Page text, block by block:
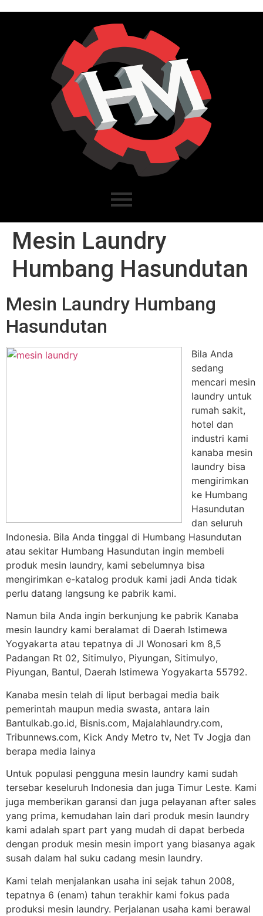
Mesin Laundry
Humbang Hasundutan
Mesin Laundry Humbang
Hasundutan
Bila Anda
sedang
mencari mesin
laundry untuk
rumah sakit,
hotel dan
industri kami
kanaba mesin
laundry bisa
mengirimkan
ke Humbang
Hasundutan
dan seluruh
Indonesia. Bila Anda tinggal di Humbang Hasundutan
atau sekitar Humbang Hasundutan ingin membeli
produk mesin laundry, kami sebelumnya bisa
mengirimkan e-katalog produk kami jadi Anda tidak
perlu datang langsung ke pabrik kami.
Namun bila Anda ingin berkunjung ke pabrik Kanaba
mesin laundry kami beralamat di Daerah Istimewa
Yogyakarta atau tepatnya di Jl Wonosari km 8,5
Padangan Rt 02, Sitimulyo, Piyungan, Sitimulyo,
Piyungan, Bantul, Daerah Istimewa Yogyakarta 55792.
Kanaba mesin telah di liput berbagai media baik
pemerintah maupun media swasta, antara lain
Bantulkab.go.id, Bisnis.com, Majalahlaundry.com,
Tribunnews.com, Kick Andy Metro tv, Net Tv Jogja dan
berapa media lainya
Untuk populasi pengguna mesin laundry kami sudah
tersebar keseluruh Indonesia dan juga Timur Leste. Kami
juga memberikan garansi dan juga pelayanan after sales
yang prima, kemudahan lain dari produk mesin laundry
kami adalah spart part yang mudah di dapat berbeda
dengan produk mesin mesin import yang biasanya agak
susah dalam hal suku cadang mesin laundry.
Kami telah menjalankan usaha ini sejak tahun 2008,
tepatnya 6 (enam) tahun terakhir kami fokus pada
produksi mesin laundry. Perjalanan usaha kami berawal